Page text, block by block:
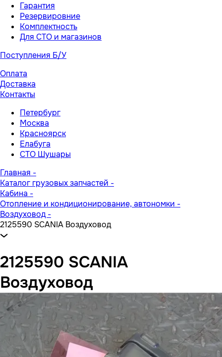
Гарантия
Резервировние
Комплектность
Для СТО и магазинов
Поступления Б/У
Оплата
Доставка
Контакты
Петербург
Москва
Красноярск
Елабуга
СТО Шушары
Главная -
Каталог грузовых запчастей -
Кабина -
Отопление и кондиционирование, автономки -
Воздуховод-
2125590 SCANIA Воздуховод
2125590 SCANIA
Воздуховод